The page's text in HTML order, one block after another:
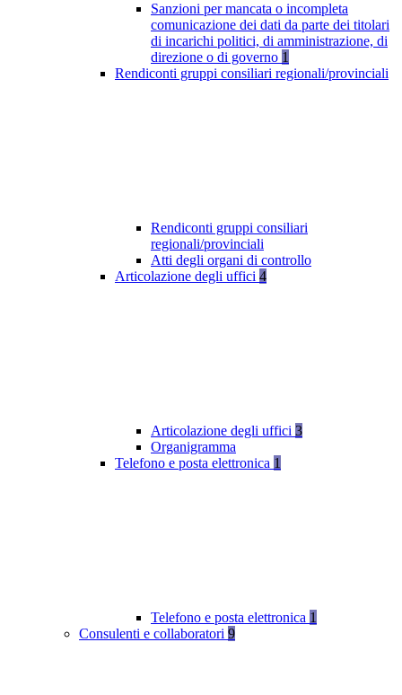
Sanzioni per mancata o incompleta
comunicazione dei dati da parte dei titolari
di incarichi politici, di amministrazione, di
direzione o di governo 1
Rendiconti gruppi consiliari regionali/provinciali
Rendiconti gruppi consiliari
regionali/provinciali
Atti degli organi di controllo
Articolazione degli uffici 4
Articolazione degli uffici 3
Organigramma
Telefono e posta elettronica 1
Telefono e posta elettronica 1
Consulenti e collaboratori 9